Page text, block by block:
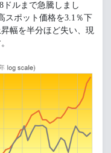
ドルまで急騰しまし
スポット価格を3.1％下
幅を半分ほど失い、現